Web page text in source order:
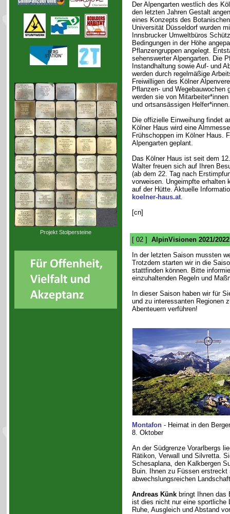
Projekt Stolpersteine
Der Alpengarten westlich des
den letzten Jahren Gestalt
eines Konzepts des
Universität Düsseldorf wurden
Innsbrucker Umweltbüros
Bedingungen in der Höhe
Pflanzengruppen angelegt.
sehenswerter Alpengarten. Die
Instandhaltung sowie Auf- und
werden durch regelmäßige
Freiwilligen des Kölner
Pflanzen- und Wegebauwochen
werden sie von
und ortsansässigen Helfer*innen.
Die offizielle Einweihung findet
Kölner Haus wird eine
Frühschoppen im Kölner Haus.
Alpengarten geplant.
Das Kölner Haus ist seit dem
Walter freuen sich auf Ihren
(ab dem 22. Tag nach
vorweisen. Ungeimpfte erhalten
auf der Hütte. Aktuelle
koelner-haus.at.
[cn]
[ 02 ] AlpinVisionen 2021/2022
In der letzten Saison mussten
Trotzdem starten wir in die
stattfinden können. Bitte
einzuhaltenden Regeln und
In dieser Saison haben wir für
und zu interessanten Regionen
Abenteuern verführen!
Montafon- Heimat in den
8. Oktober
An der Südgrenze Vorarlbergs
Rätikon, Verwall und Silvretta.
Schesaplana, den Kalkbergen
Buin. Ihnen zu Füssen
abwechslungsreichen
Andreas Künkbringt Ihnen das
ist dies nicht nur eine sportliche
Ruhe, Ausgleich und Abstand